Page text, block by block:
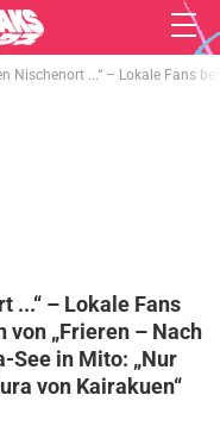
Nischenort ...“ – Lokale Fans
...“ – Lokale Fans
von „Frieren – Nach
See in Mito: „Nur
von Kairakuen“